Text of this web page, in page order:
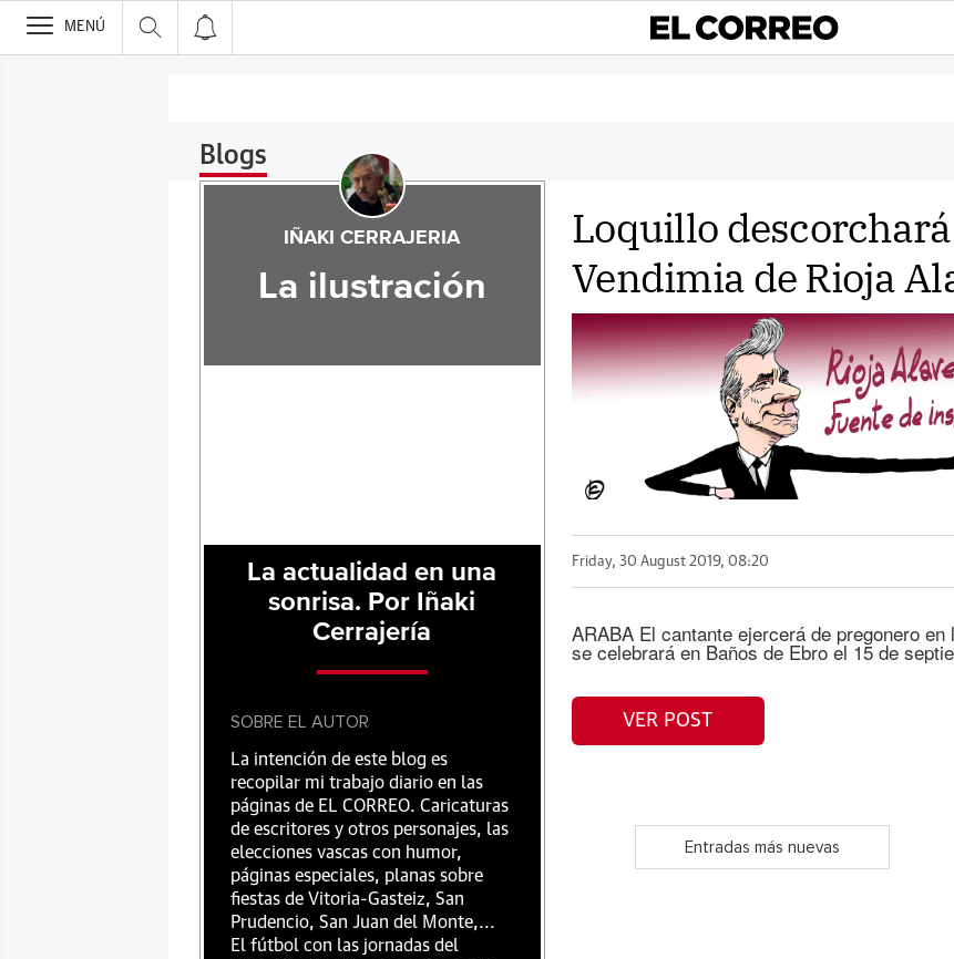
>
MENÚ
Blogs
Loquillo
Vendimia de Rioja
Friday, 30 August 2019, 08:20
ARABA El cantante ejercerá de pregonero
se celebrará en Baños de Ebro el 15 de
VER POST
Entradas más nuevas
IÑAKI CERRAJERIA
La ilustración
La actualidad en una
sonrisa. Por Iñaki
Cerrajería
SOBRE EL AUTOR
La intención de este blog es
recopilar mi trabajo diario en las
páginas de EL CORREO. Caricaturas
de escritores y otros personajes, las
elecciones vascas con humor,
páginas especiales, planas sobre
fiestas de Vitoria-Gasteiz, San
Prudencio, San Juan del Monte,...
El fútbol con las jornadas del